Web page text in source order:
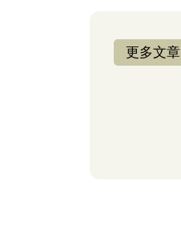
更多文章